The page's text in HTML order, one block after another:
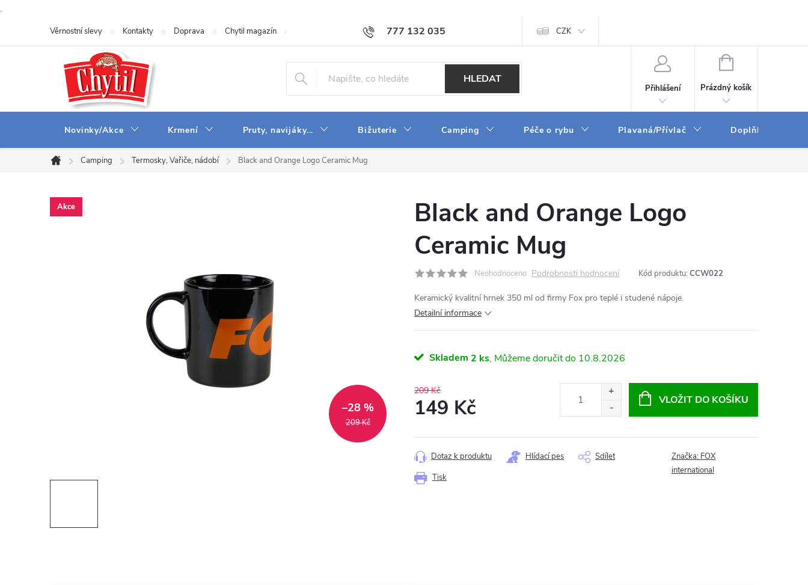
.
777 132 035
Věrnostní slevy Kontakty Doprava Chytil magazín Obchodní podmínky Velkoobchod Napište nám Zpracování osobních údajů
CZK
HLEDAT
Přihlášení
NÁKUPNÍ
Prázdný košík
Novinky/Akce Krmení Pruty, navijáky... Bižuterie Camping Péče o rybu Plavaná/Přívlač Doplňky a
Domů
Camping Termosky, Vařiče, nádobí Black and Orange Logo Ceramic Mug
Akce
209 Kč
–28 %
Black and Orange Logo
Ceramic Mug
Neohodnoceno Podrobnosti hodnocení Kód produktu: CCW022
Keramický kvalitní hrnek 350 ml od firmy Fox pro teplé i studené nápoje.
Detailní informace
Skladem 2 ks 10.8.2026
209 Kč
149 Kč
cena:
VLOŽIT DO KOŠÍKU
Tisk
Dotaz k produktu Hlídací pes Sdílet Značka: FOX
international